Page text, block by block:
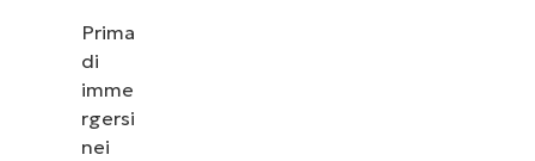
Prima
di
imme
rgersi
nei